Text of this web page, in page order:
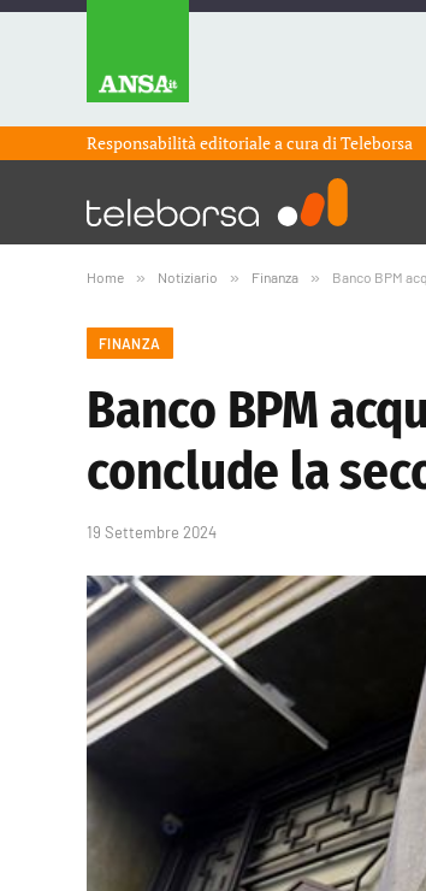
Responsabilità editoriale a cura diTeleborsa
Home » Notiziario » Finanza » Banco BPM
FINANZA
Banco BPM
conclude la
19 Settembre 2024